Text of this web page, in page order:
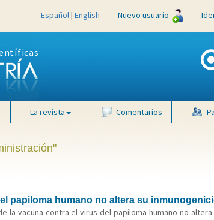
Español| English Nuevo usuario
La revista Comentarios
papiloma humano no altera su
la vacuna contra el virus del papiloma humano no